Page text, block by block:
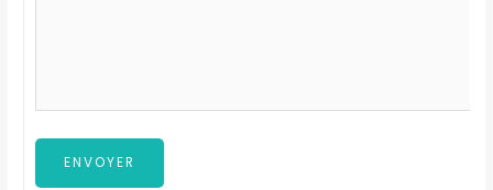
ENVOYER